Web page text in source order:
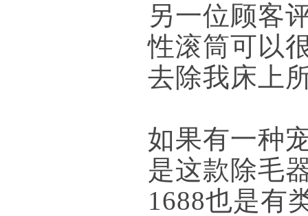
另一位顾客
性滚筒可以
去除我床上
如果有一种
是这款除毛
1688也是有